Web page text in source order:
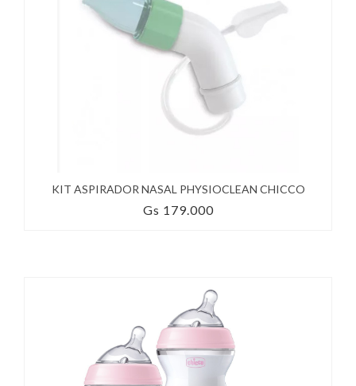
KIT ASPIRADOR NASAL PHYSIOCLEAN CHICCO
Gs 179.000